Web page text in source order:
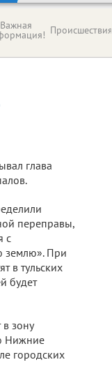
Важная Происшествия
глава
переправы,
с
землю». При
в тульских
будет
зону
Нижние
городских